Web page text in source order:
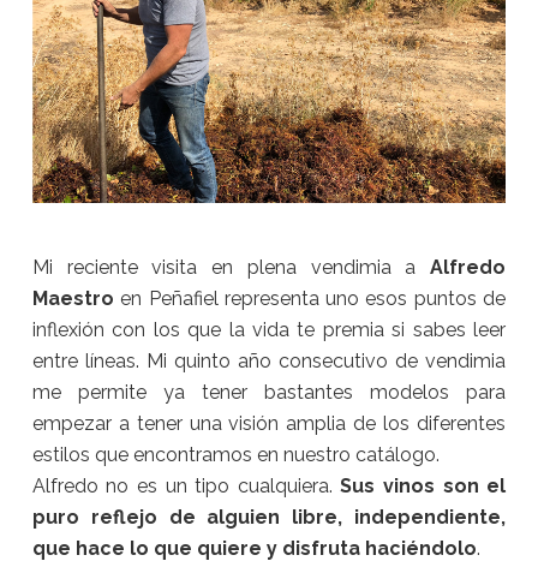
Mi reciente visita en plena vendimia aAlfredo
Maestro en Peñafiel representa uno esos puntos de
inflexión con los que la vida te premia si sabes leer
entre líneas. Mi quinto año consecutivo de vendimia
me permite ya tener bastantes modelos para
empezar a tener una visión amplia de los diferentes
estilos que encontramos en nuestro catálogo.
Alfredo no es un tipo cualquiera.Sus vinos son el
puro reflejo de alguien libre, independiente,
que hace lo que quiere y disfruta haciéndolo.